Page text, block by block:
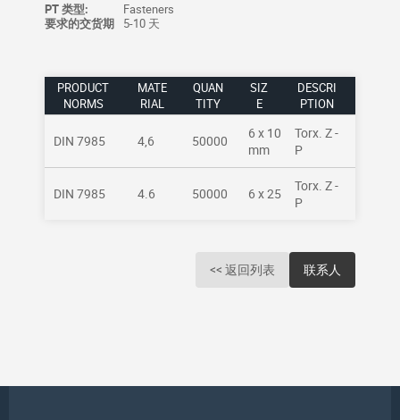
PT 类型:
Fasteners
要求的交货期
5-10 天
PRODUCT
NORMS
MATE
RIAL
QUAN
TITY
SIZ
E
DESCRI
PTION
DIN 7985 4,6 50000
6 x 10
mm
Torx. Z -
P
DIN 7985 4.6 50000 6 x 25
Torx. Z -
P
<< 返回列表 联系人